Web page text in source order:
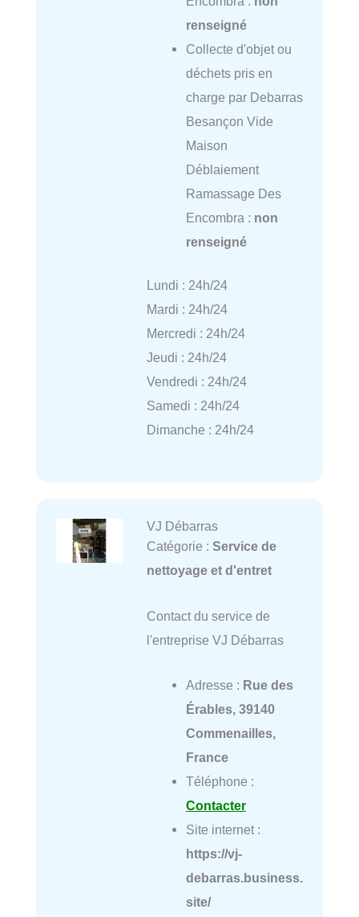
renseigné
Collecte d'objet ou
déchets pris en
charge par Debarras
Besançon Vide
Maison
Déblaiement
Ramassage Des
Encombra : non
renseigné
Lundi : 24h/24
Mardi : 24h/24
Mercredi : 24h/24
Jeudi : 24h/24
Vendredi : 24h/24
Samedi : 24h/24
Dimanche : 24h/24
VJ Débarras
Catégorie : Service de
nettoyage et d'entret
Contact du service de
l'entreprise VJ Débarras
Adresse : Rue des
Érables, 39140
Commenailles,
France
Téléphone :
Contacter
Site internet :
https://vj-
debarras.business.
site/